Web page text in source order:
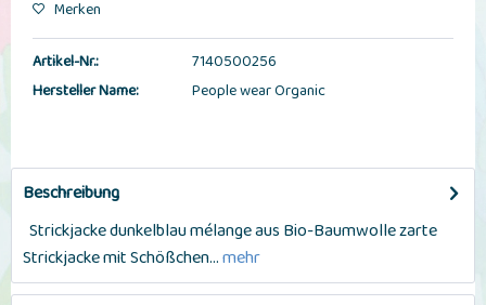
Merken
Artikel-Nr.:
7140500256
Hersteller Name:
People wear Organic
Beschreibung
Strickjacke dunkelblau mélange aus Bio-Baumwolle zarte
Strickjacke mit Schößchen...mehr